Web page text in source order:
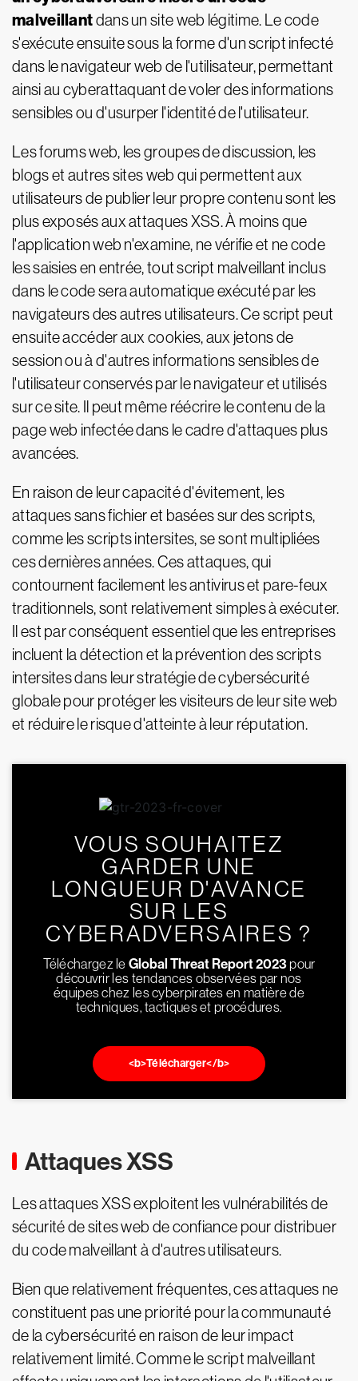
malveillantdans un site web légitime. Le code
s'exécute ensuite sous la forme d'un script infecté
dans le navigateur web de l'utilisateur, permettant
ainsi au cyberattaquant de voler des informations
sensibles ou d'usurper l'identité de l'utilisateur.
Les forums web, les groupes de discussion, les
blogs et autres sites web qui permettent aux
utilisateurs de publier leur propre contenu sont les
plus exposés aux attaques XSS. À moins que
l'application web n'examine, ne vérifie et ne code
les saisies en entrée, tout script malveillant inclus
dans le code sera automatique exécuté par les
navigateurs des autres utilisateurs. Ce script peut
ensuite accéder aux cookies, aux jetons de
session ou à d'autres informations sensibles de
l'utilisateur conservés par le navigateur et utilisés
sur ce site. Il peut même réécrire le contenu de la
page web infectée dans le cadre d'attaques plus
avancées.
En raison de leur capacité d'évitement, les
attaques sans fichier et basées sur des scripts,
comme les scripts intersites, se sont multipliées
ces dernières années. Ces attaques, qui
contournent facilement les antivirus et pare-feux
traditionnels, sont relativement simples à exécuter.
Il est par conséquent essentiel que les entreprises
incluent la détection et la prévention des scripts
intersites dans leur stratégie de cybersécurité
globale pour protéger les visiteurs de leur site web
et réduire le risque d'atteinte à leur réputation.
VOUS SOUHAITEZ
GARDER UNE
LONGUEUR D'AVANCE
SUR LES
CYBERADVERSAIRES ?
Téléchargez le Global Threat Report 2023pour
découvrir les tendances observées par nos
équipes chez les cyberpirates en matière de
techniques, tactiques et procédures.
<b>Télécharger</b>
Attaques XSS
Les attaques XSS exploitent les vulnérabilités de
sécurité de sites web de confiance pour distribuer
du code malveillant à d'autres utilisateurs.
Bien que relativement fréquentes, ces attaques ne
constituent pas une priorité pour la communauté
de la cybersécurité en raison de leur impact
relativement limité. Comme le script malveillant